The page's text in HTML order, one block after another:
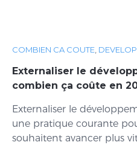
COMBIEN CA COUTE,
Externaliser le
combien ça coûte en
Externaliser le
une pratique courante
souhaitent avancer plus